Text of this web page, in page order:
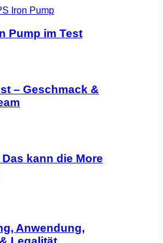
Pump im Test
– Geschmack &
kann die More
Anwendung,